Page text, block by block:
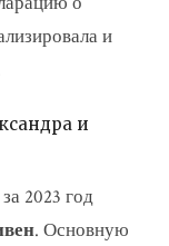
и
и
2023 год
. Основную